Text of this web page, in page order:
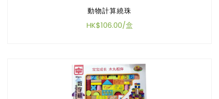
動物計算繞珠
HK$106.00/盒